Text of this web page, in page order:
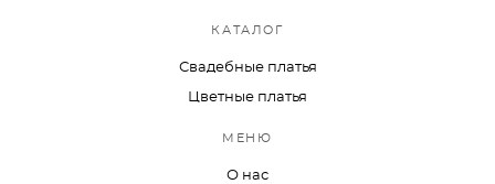
КАТАЛОГ
Свадебные платья
Цветные платья
МЕНЮ
О нас